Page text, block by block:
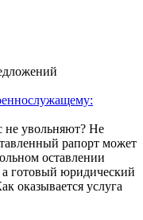
не увольняют? Не
рапорт может
оставлении
а готовый юридический
оказывается услуга